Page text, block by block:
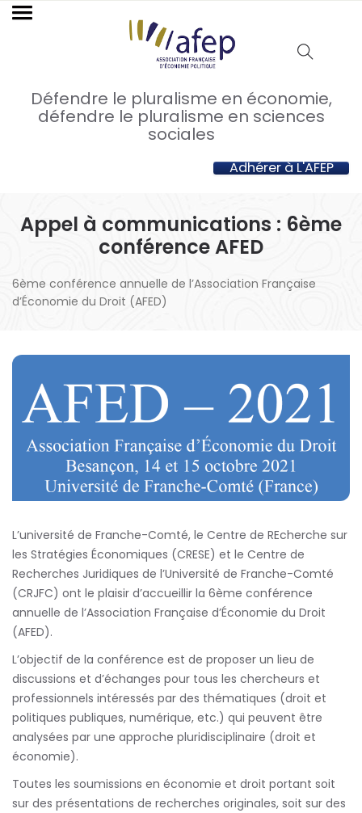
Défendre le pluralisme en économie,
défendre le pluralisme en sciences
sociales
Adhérer à L'AFEP
Appel à communications : 6ème
conférence AFED
6ème conférence annuelle de l’Association Française
d’Économie du Droit (AFED)
L’université de Franche-Comté, le Centre de REcherche sur
les Stratégies Économiques (CRESE) et le Centre de
Recherches Juridiques de l’Université de Franche-Comté
(CRJFC) ont le plaisir d’accueillir la 6ème conférence
annuelle de l’Association Française d’Économie du Droit
(AFED).
L’objectif de la conférence est de proposer un lieu de
discussions et d’échanges pour tous les chercheurs et
professionnels intéressés par des thématiques (droit et
politiques publiques, numérique, etc.) qui peuvent être
analysées par une approche pluridisciplinaire (droit et
économie).
Toutes les soumissions en économie et droit portant soit
sur des présentations de recherches originales, soit sur des